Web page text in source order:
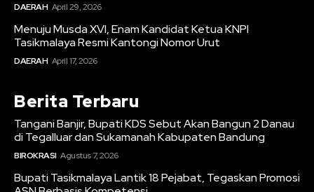
DAERAH April 29, 2026
Menuju Musda XVI, Enam Kandidat Ketua KNPI
Tasikmalaya Resmi Kantongi Nomor Urut
DAERAH April 17, 2026
Berita Terbaru
Tangani Banjir, Bupati KDS Sebut Akan Bangun 2 Danau
di Tegalluar dan Sukamanah Kabupaten Bandung
BIROKRASI Agustus 7, 2026
Bupati Tasikmalaya Lantik 18 Pejabat, Tegaskan Promosi